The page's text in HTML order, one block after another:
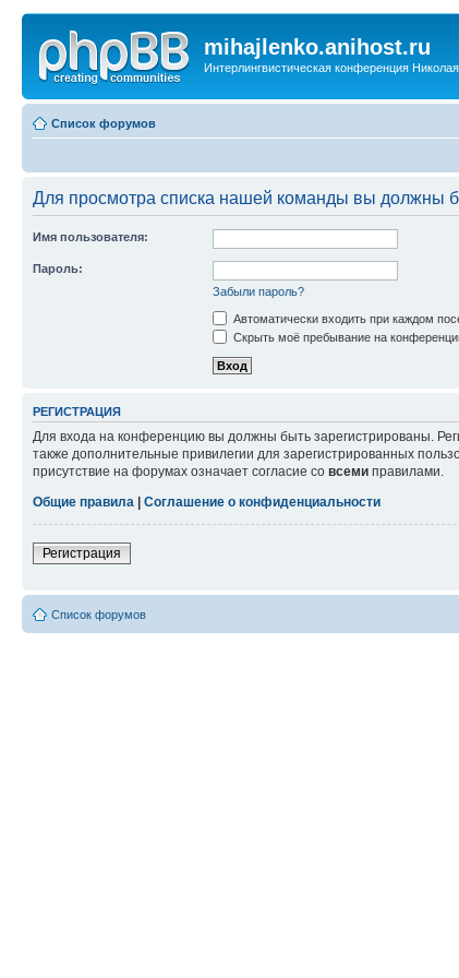
mihajlenko.anihost.ru
Интерлингвистическая конференция
Список форумов
Для просмотра списка нашей команды вы должны
Имя пользователя:
Пароль:
Забыли пароль?
Автоматически входить при каждом
Скрыть моё пребывание на
РЕГИСТРАЦИЯ
Для входа на конференцию вы должны быть зарегистрированы.
также дополнительные привилегии для зарегистрированных
присутствие на форумах означает согласие со всеми правилами.
Общие правила
Соглашение о конфиденциальности
Регистрация
Список форумов